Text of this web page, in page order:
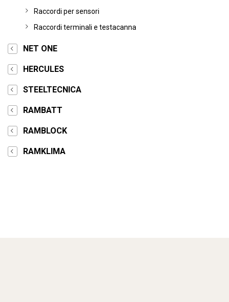
Raccordi per sensori
Raccordi terminali e testacanna
NET ONE
HERCULES
STEELTECNICA
RAMBATT
RAMBLOCK
RAMKLIMA